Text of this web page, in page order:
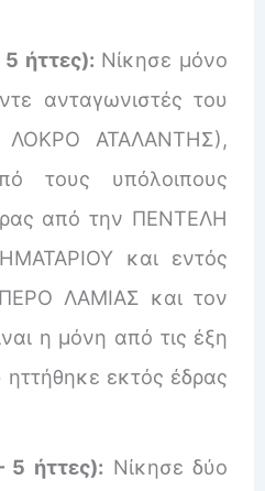
ήττες): Νίκησε μόνο
ανταγωνιστές του
ΛΟΚΡΟ ΑΤΑΛΑΝΤΗΣ),
τους υπόλοιπους
από την ΠΕΝΤΕΛΗ
και εντός
ΛΑΜΙΑΣ και τον
η μόνη από τις έξη
εκτός έδρας
5 ήττες): Νίκησε δύο